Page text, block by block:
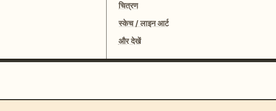
चित्रण
स्केच / लाइन आर्ट
और देखें